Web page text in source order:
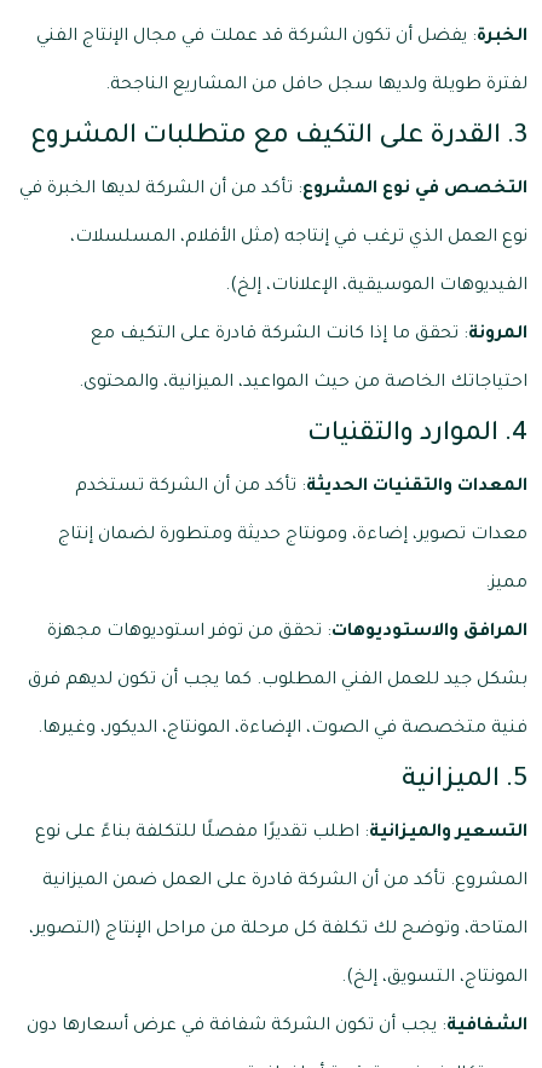
الخبرة: يفضل أن تكون الشركة قد عملت في مجال الإنتاج الفني
لفترة طويلة ولديها سجل حافل من المشاريع الناجحة.
3. القدرة على التكيف مع متطلبات المشروع
التخصص في نوع المشروع: تأكد من أن الشركة لديها الخبرة في
نوع العمل الذي ترغب في إنتاجه (مثل الأفلام، المسلسلات،
الفيديوهات الموسيقية، الإعلانات، إلخ).
المرونة: تحقق ما إذا كانت الشركة قادرة على التكيف مع
احتياجاتك الخاصة من حيث المواعيد، الميزانية، والمحتوى.
4. الموارد والتقنيات
المعدات والتقنيات الحديثة: تأكد من أن الشركة تستخدم
معدات تصوير، إضاءة، ومونتاج حديثة ومتطورة لضمان إنتاج
مميز.
المرافق والاستوديوهات: تحقق من توفر استوديوهات مجهزة
بشكل جيد للعمل الفني المطلوب. كما يجب أن تكون لديهم فرق
فنية متخصصة في الصوت، الإضاءة، المونتاج، الديكور، وغيرها.
5. الميزانية
التسعير والميزانية: اطلب تقديرًا مفصلًا للتكلفة بناءً على نوع
المشروع. تأكد من أن الشركة قادرة على العمل ضمن الميزانية
المتاحة، وتوضح لك تكلفة كل مرحلة من مراحل الإنتاج (التصوير،
المونتاج، التسويق، إلخ).
الشفافية: يجب أن تكون الشركة شفافة في عرض أسعارها دون